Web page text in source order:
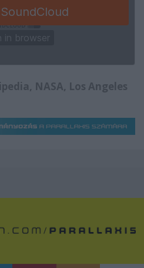
NASA, Los Angeles